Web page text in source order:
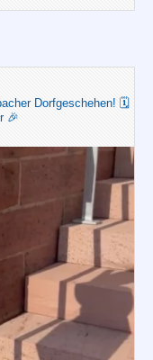
Dorfgeschehen! 🗓️
🎉